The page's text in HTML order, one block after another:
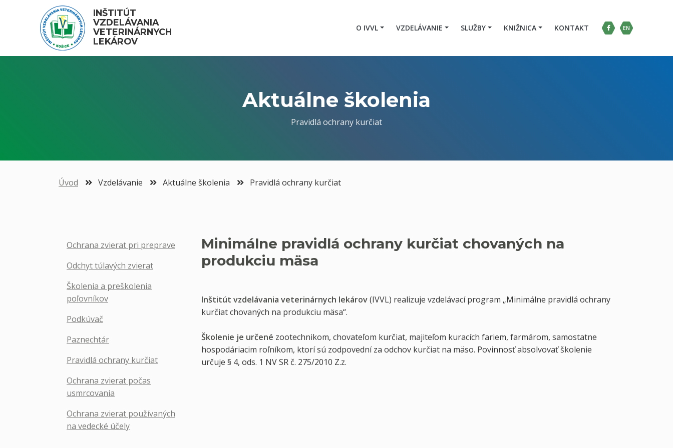
INŠTITÚT
VZDELÁVANIA
VETERINÁRNYCH
LEKÁROV
O IVVL VZDELÁVANIE SLUŽBY KNIŽNICA KONTAKT EN
Aktuálne školenia
Pravidlá ochrany kurčiat
Úvod Vzdelávanie Aktuálne školenia Pravidlá ochrany kurčiat
Ochrana zvierat pri preprave
Odchyt túlavých zvierat
Školenia a preškolenia
poľovníkov
Podkúvač
Paznechtár
Pravidlá ochrany kurčiat
Ochrana zvierat počas
usmrcovania
Ochrana zvierat používaných
na vedecké účely
Minimálne pravidlá ochrany kurčiat chovaných na
produkciu mäsa
Inštitút vzdelávania veterinárnych lekárov(IVVL) realizuje vzdelávací program „Minimálne pravidlá ochrany
kurčiat chovaných na produkciu mäsa“.
Školenie je určené zootechnikom, chovateľom kurčiat, majiteľom kuracích fariem, farmárom, samostatne
hospodáriacim roľníkom, ktorí sú zodpovední za odchov kurčiat na mäso. Povinnosť absolvovať školenie
určuje § 4, ods. 1 NV SR č. 275/2010 Z.z.